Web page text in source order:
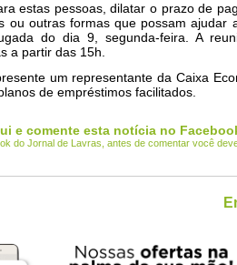
estas pessoas, dilatar o prazo de
ou outras formas que possam ajudar
do dia 9, segunda-feira. A
a partir das 15h.
um representante da Caixa
de empréstimos facilitados.
e comente esta notícia no
do Jornal de Lavras, antes de comentar você